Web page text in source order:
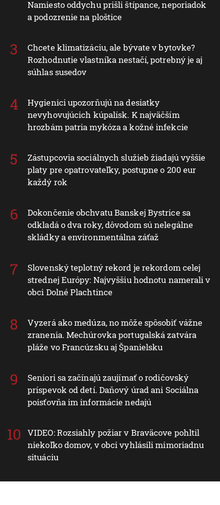
Namiesto oddychu prišli štípance, neporiadok
a podozrenie na ploštice
Chcete klimatizáciu, ale bývate v bytovke?
Rozhodnutie vlastníka nestačí, potrebný je aj
súhlas susedov
Hygienici upozorňujú na desiatky
nevyhovujúcich kúpalísk. K najväčším
hrozbám patria mykóza a kožné infekcie
Zástupcovia sociálnych služieb žiadajú vyššie
platy pre opatrovateľky, postupne o 200 eur
každý rok
Dokončenie obchvatu Banskej Bystrice sa
odkladá o dva roky, dôvodom sú nelegálne
skládky a environmentálna záťaž
Slovenský teplotný rekord je rekordom celej
strednej Európy: Najvyššiu hodnotu namerali v
obci Dolné Plachtince
Vyzerá ako medúza, no môže spôsobiť vážne
zranenia. Mechúrovka portugalská zatvára
pláže vo Francúzsku aj Španielsku
Seniori sa začínajú zaujímať o rodičovský
príspevok od detí. Daňový úrad ani Sociálna
poisťovňa im informácie nedajú
VIDEO: Rozsiahly požiar v Braväcove pohltil
niekoľko domov, v obci vyhlásili mimoriadnu
situáciu